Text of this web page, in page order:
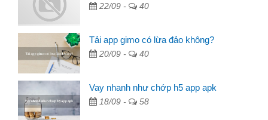
22/09 - 40
Tải app gimo có lừa đảo không?
20/09 - 40
Vay nhanh như chớp h5 app apk
18/09 - 58